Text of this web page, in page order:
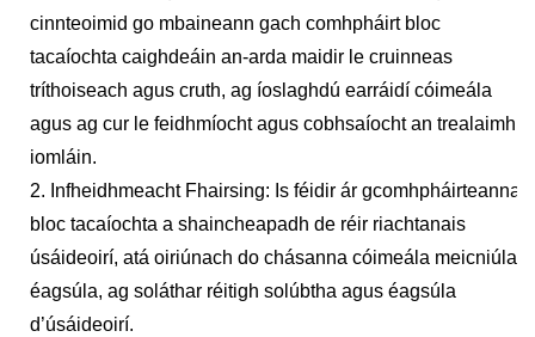
cinnteoimid go mbaineann gach comhpháirt bloc
tacaíochta caighdeáin an-arda maidir le cruinneas
tríthoiseach agus cruth, ag íoslaghdú earráidí cóimeála
agus ag cur le feidhmíocht agus cobhsaíocht an trealaimh
iomláin.
2. Infheidhmeacht Fhairsing: Is féidir ár gcomhpháirteanna
bloc tacaíochta a shaincheapadh de réir riachtanais
úsáideoirí, atá oiriúnach do chásanna cóimeála meicniúla
éagsúla, ag soláthar réitigh solúbtha agus éagsúla
d’úsáideoirí.